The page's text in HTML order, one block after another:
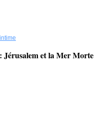
Jérusalem et la Mer Morte